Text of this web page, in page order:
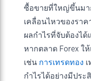
ซื้อขายที่ใหญ่ขึ้นมา
เคลื่อนไหวของราค
ผลกำไรที่จับต้องไ
หากตลาด Forex ให้
เช่น การเทรดทอง
กำไรได้อย่างมีปร